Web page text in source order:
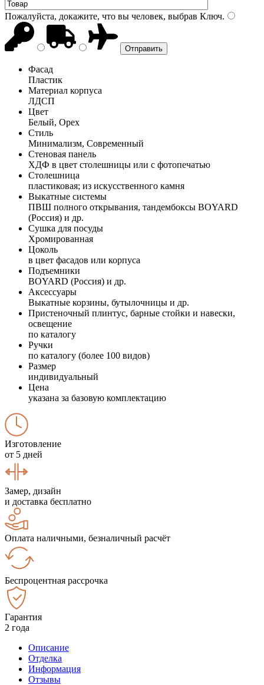
Пожалуйста, докажите, что вы человек, выбрав Ключ.
Фасад
Пластик
Материал корпуса
ЛДСП
Цвет
Белый, Орех
Стиль
Минимализм, Современный
Стеновая панель
ХДФ в цвет столешницы или с фотопечатью
Столешница
пластиковая; из искусственного камня
Выкатные системы
ПВШ полного открывания, тандембоксы BOYARD
(Россия) и др.
Сушка для посуды
Хромированная
Цоколь
в цвет фасадов или корпуса
Подъемники
BOYARD (Россия) и др.
Аксессуары
Выкатные корзины, бутылочницы и др.
Пристеночный плинтус, барные стойки и навески,
освещение
по каталогу
Ручки
по каталогу (более 100 видов)
Размер
индивидуальный
Цена
указана за базовую комплектацию
Изготовление
от 5 дней
Замер, дизайн
и доставка бесплатно
Оплата наличными, безналичный расчёт
Беспроцентная рассрочка
Гарантия
2 года
Описание
Отделка
Информация
Отзывы